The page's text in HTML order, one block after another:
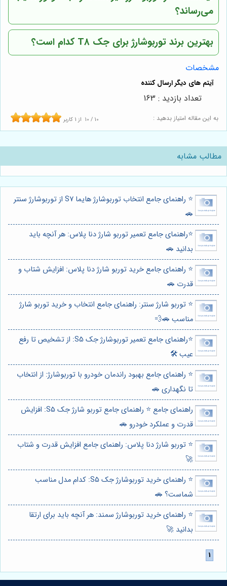
می‌رساند؟
بهترین برند توربوشارژ برای جک T8 کدام است؟
مشخصات
به این مقاله امتیاز بدهید : 10 / 10 از 1 کاربر
تعداد بازدید : 163
مطالب مشابه
⭐️ راهنمای جامع انتخاب توربوشارژ هایما S7 از توربوشارژ سنتر
🚗
⭐️راهنمای جامع تعمیر توربو شارژ دنا پلاس: هر آنچه باید
بدانید 🚗
⭐️ راهنمای جامع خرید توربو شارژ دنا پلاس: افزایش شتاب و
قدرت 🚗
⭐️ توربو شارژ سنتر: راهنمای جامع انتخاب و خرید توربو شارژ
مناسب 🚗💨
⭐️راهنمای جامع تعمیر توربوشارژ جک S5: از تشخیص تا رفع
عیب 🛠️
⭐️ راهنمای جامع بهبود راندمان خودرو با توربوشارژ: از انتخاب
تا نگهداری 🚗
راهنمای جامع ⭐️ راهنمای جامع توربو شارژ جک S5: افزایش
قدرت و عملکرد خودرو 🚗
⭐️ توربو شارژ دنا پلاس: راهنمای جامع افزایش قدرت و شتاب
🚀
⭐️ راهنمای خرید توربوشارژ جک S5: کدام مدل مناسب
شماست؟ 🚗
⭐️ راهنمای خرید توربوشارژ سمند: هر آنچه باید برای ارتقا
بدانید 🚀